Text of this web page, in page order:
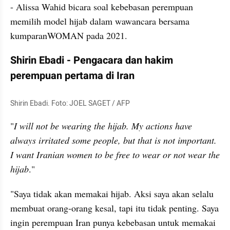
- Alissa Wahid bicara soal kebebasan perempuan
memilih model hijab dalam wawancara bersama
kumparanWOMAN pada 2021.
Shirin Ebadi - Pengacara dan hakim
perempuan pertama di Iran
Shirin Ebadi. Foto: JOEL SAGET / AFP
"I will not be wearing the hijab. My actions have
always irritated some people, but that is not important.
I want Iranian women to be free to wear or not wear the
hijab."
"Saya tidak akan memakai hijab. Aksi saya akan selalu
membuat orang-orang kesal, tapi itu tidak penting. Saya
ingin perempuan Iran punya kebebasan untuk memakai